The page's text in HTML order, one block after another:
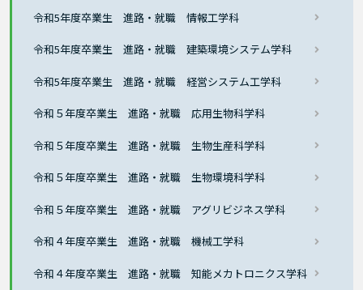
令和5年度卒業生 進路・就職 情報工学科
令和5年度卒業生 進路・就職 建築環境システム学科
令和5年度卒業生 進路・就職 経営システム工学科
令和５年度卒業生 進路・就職 応用生物科学科
令和５年度卒業生 進路・就職 生物生産科学科
令和５年度卒業生 進路・就職 生物環境科学科
令和５年度卒業生 進路・就職 アグリビジネス学科
令和４年度卒業生 進路・就職 機械工学科
令和４年度卒業生 進路・就職 知能メカトロニクス学科